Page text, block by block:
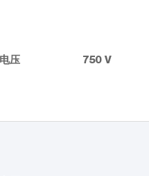
电压 750 V